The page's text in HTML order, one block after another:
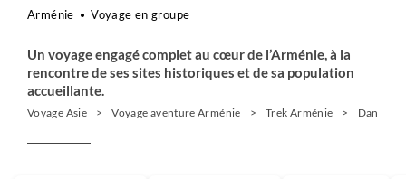
Arménie Voyage en groupe
Un voyage engagé complet au cœur de l’Arménie, à la
rencontre de ses sites historiques et de sa population
accueillante.
Voyage Asie Voyage aventure Arménie Trek Arménie Dans les